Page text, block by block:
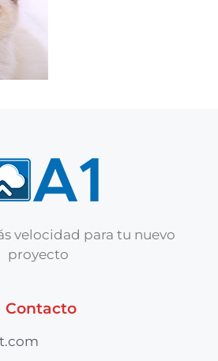
velocidad para tu nuevo
proyecto
Contacto